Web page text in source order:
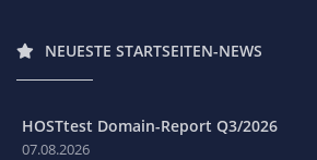
NEUESTE STARTSEITEN-NEWS
HOSTtest Domain-Report Q3/2026
07.08.2026